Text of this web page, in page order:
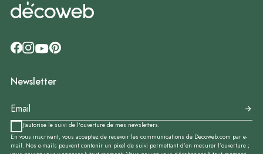
Newsletter
J'autorise le suivi de l'ouverture de mes newsletters.
En vous inscrivant, vous acceptez de recevoir les communications de Decoweb.com par e-
mail. Nos e-mails peuvent contenir un pixel de suivi permettant d’en mesurer l’ouverture ;